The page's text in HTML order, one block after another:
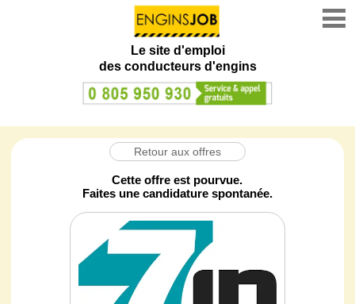
Le site d'emploi
des conducteurs d'engins
Retour aux offres
Cette offre est pourvue.
Faites une candidature spontanée.